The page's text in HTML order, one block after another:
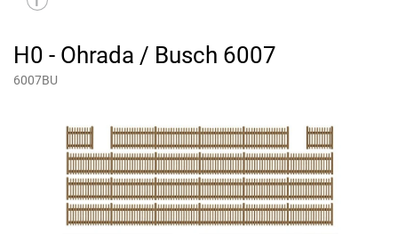
H0 - Ohrada / Busch 6007
6007BU